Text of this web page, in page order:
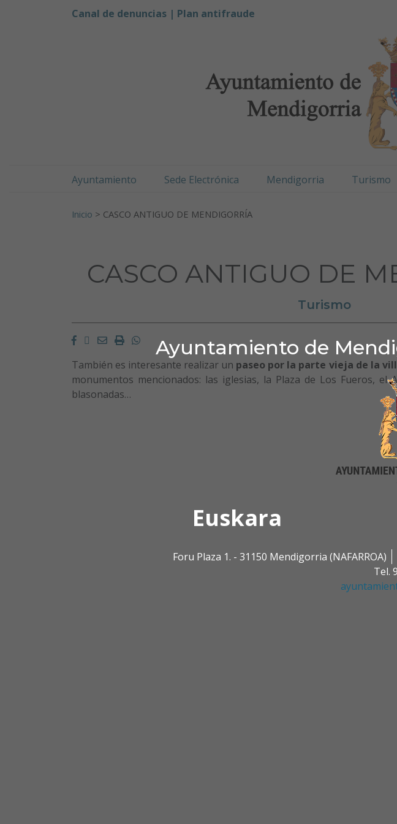
Ayuntamiento de
Euskara
Foru Plaza 1. - 31150 Mendigorria (NAFARROA)
Tel.
Ayuntamiento de Mendigorria
Canal de denuncias | Plan antifraude
Ayuntamiento Sede Electrónica Mendigorria Turismo
Inicio > CASCO ANTIGUO DE MENDIGORRÍA
CASCO ANTIGUO DE
Turismo
Facebook
Twitter
EmailImprimir
Whatsapp
También es interesante realizar un paseo por la parte vieja de la
monumentos mencionados: las iglesias, la Plaza de Los Fueros, el
blasonadas…